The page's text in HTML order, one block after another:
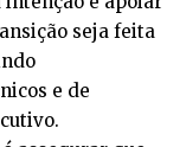
seja feita
e de